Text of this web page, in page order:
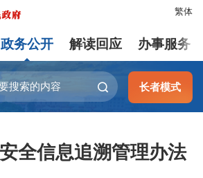
繁体
政务公开 解读回应 办事服务
长者模式
全信息追溯管理办法